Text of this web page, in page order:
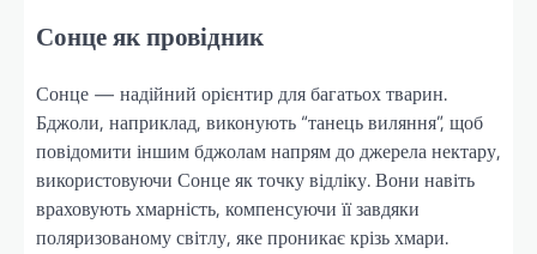
Сонце як провідник
Сонце — надійний орієнтир для багатьох тварин.
Бджоли, наприклад, виконують “танець виляння”, щоб
повідомити іншим бджолам напрям до джерела нектару,
використовуючи Сонце як точку відліку. Вони навіть
враховують хмарність, компенсуючи її завдяки
поляризованому світлу, яке проникає крізь хмари.